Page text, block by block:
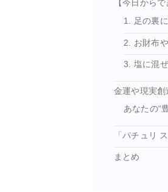
【今日から
1. 足の裏
2. お財布
3. 塩に混
金運や現実
あなたの“
「パチュリ
まとめ